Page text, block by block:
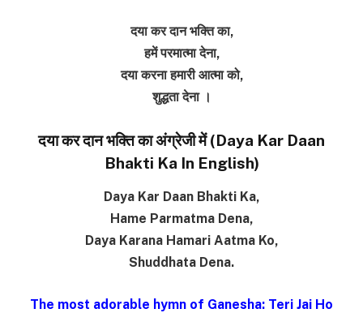
दया कर दान भक्ति का,
हमें परमात्मा देना,
दया करना हमारी आत्मा को,
शुद्धता देना ।
दया कर दान भक्ति का अंग्रेजी में (Daya Kar Daan
Bhakti Ka In English)
Daya Kar Daan Bhakti Ka,
Hame Parmatma Dena,
Daya Karana Hamari Aatma Ko,
Shuddhata Dena.
The most adorable hymn of Ganesha: Teri Jai Ho